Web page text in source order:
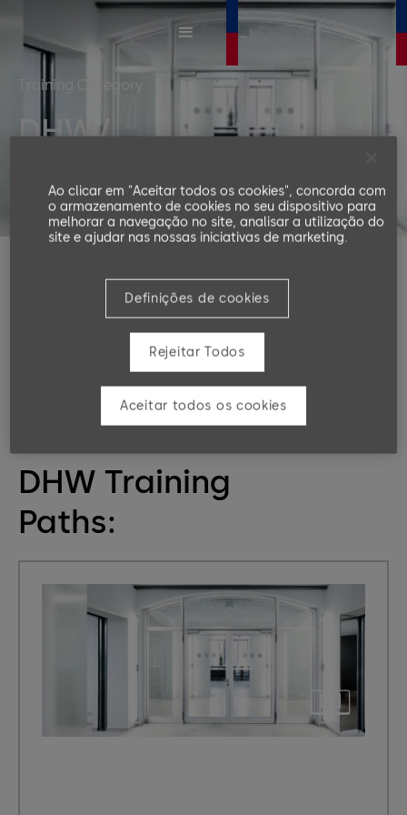
Training Category
DHW/
Architect, builder or designer – you find
the door hardware solution for your
residential or commercial project in the
dormakaba product cluster.​
DHW Training
Paths:
Ao clicar em "Aceitar todos os cookies", concorda com
o armazenamento de cookies no seu dispositivo para
melhorar a navegação no site, analisar a utilização do
site e ajudar nas nossas iniciativas de marketing.
Definições de cookies
Rejeitar Todos
Aceitar todos os cookies